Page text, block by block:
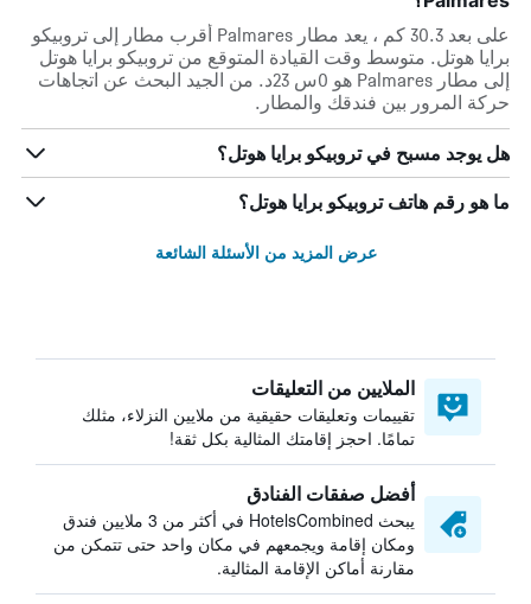
على بعد 30.3 كم ، يعد مطار Palmares أقرب مطار إلى تروبيكو
برايا هوتل. متوسط وقت القيادة المتوقع من تروبيكو برايا هوتل
إلى مطار Palmares هو 0س 23د. من الجيد البحث عن اتجاهات
حركة المرور بين فندقك والمطار.
هل يوجد مسبح في تروبيكو برايا هوتل؟
ما هو رقم هاتف تروبيكو برايا هوتل؟
عرض المزيد من الأسئلة الشائعة
الملايين من التعليقات
تقييمات وتعليقات حقيقية من ملايين النزلاء، مثلك
تمامًا. احجز إقامتك المثالية بكل ثقة!
أفضل صفقات الفنادق
يبحث HotelsCombined في أكثر من 3 ملايين فندق
ومكان إقامة ويجمعهم في مكان واحد حتى تتمكن من
مقارنة أماكن الإقامة المثالية.